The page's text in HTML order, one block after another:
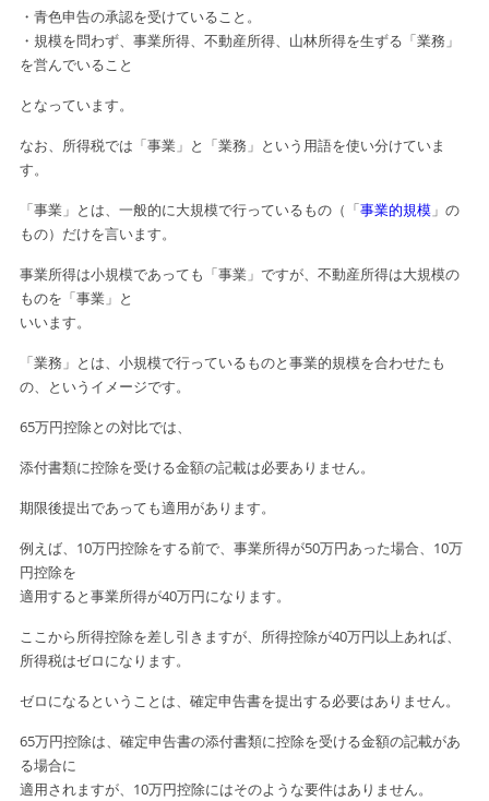
・青色申告の承認を受けていること。
・規模を問わず、事業所得、不動産所得、山林所得を生ずる「業務」
を営んでいること
となっています。
なお、所得税では「事業」と「業務」という用語を使い分けていま
す。
「事業」とは、一般的に大規模で行っているもの（「事業的規模」の
もの）だけを言います。
事業所得は小規模であっても「事業」ですが、不動産所得は大規模の
ものを「事業」と
いいます。
「業務」とは、小規模で行っているものと事業的規模を合わせたも
の、という イメージです。
65万円控除との対比では、
添付書類に控除を受ける金額の記載は必要ありません。
期限後提出であっても適用があります。
例えば、10万円控除をする前で、事業所得が50万円あった場合、10万
円控除を
適用すると事業所得が40万円になります。
ここから所得控除を差し引きますが、所得控除が40万円以上あれば、
所得税はゼロになります。
ゼロになるということは、確定申告書を提出する必要はありません。
65万円控除は、確定申告書の添付書類に控除を受ける金額の記載があ
る場合に
適用されますが、10万円控除にはそのような要件はありません。